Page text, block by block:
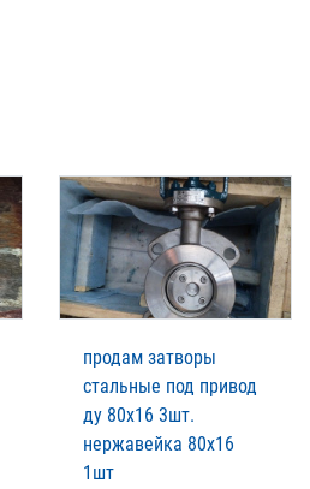
продам затворы
стальные под привод
ду 80х16 3шт.
нержавейка 80х16
1шт